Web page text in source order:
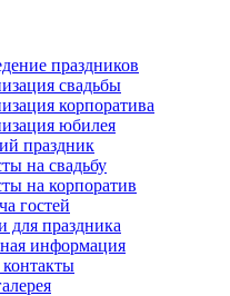
праздников
свадьбы
корпоратива
юбилея
праздник
на свадьбу
на корпоратив
гостей
для праздника
информация